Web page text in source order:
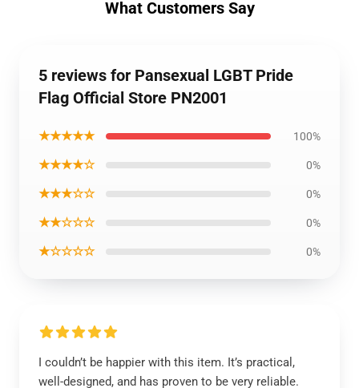
What Customers Say
5 reviews for Pansexual LGBT Pride
Flag Official Store PN2001
★★★★★ 100%
★★★★☆ 0%
★★★☆☆ 0%
★★☆☆☆ 0%
★☆☆☆☆ 0%
I couldn’t be happier with this item. It’s practical,
well-designed, and has proven to be very reliable.